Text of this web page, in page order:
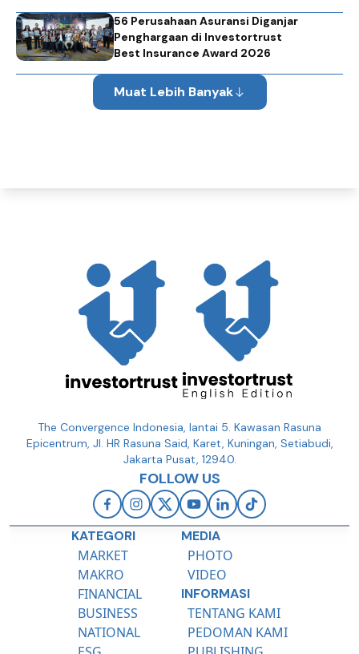
56 Perusahaan Asuransi Diganjar
Penghargaan di Investortrust
Best Insurance Award 2026
Muat Lebih Banyak
The Convergence Indonesia, lantai 5. Kawasan Rasuna
Epicentrum, Jl. HR Rasuna Said, Karet, Kuningan, Setiabudi,
Jakarta Pusat, 12940.
FOLLOW US
KATEGORI
MARKET
MAKRO
FINANCIAL
BUSINESS
NATIONAL
MEDIA
PHOTO
VIDEO
INFORMASI
TENTANG KAMI
PEDOMAN KAMI